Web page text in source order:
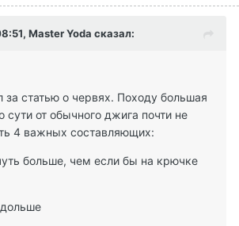
Master Yoda сказал:
за статью о червях. Походу большая
сути от обычного джига почти не
4 важных составляющих:
больше, чем если бы на крючке